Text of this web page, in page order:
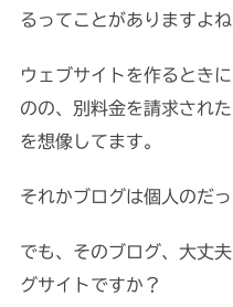
るってことがありますよね
ウェブサイトを作るとき
のの、別料金を請求され
を想像してます。
それかブログは個人のだっ
でも、そのブログ、大丈
グサイトですか？